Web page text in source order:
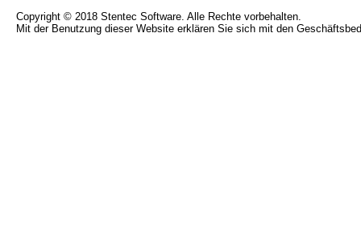
Copyright © 2018 Stentec Software. Alle Rechte vorbehalten.
Mit der Benutzung dieser Website erklären Sie sich mit den